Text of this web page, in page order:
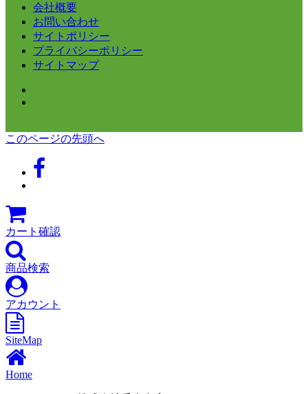
会社概要
お問い合わせ
サイトポリシー
プライバシーポリシー
サイトマップ
このページの先頭へ
カート確認
商品検索
アカウント
SiteMap
Home